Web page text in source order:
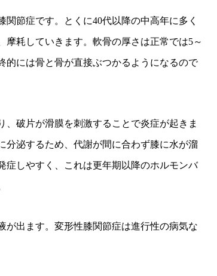
節症です。とくに40代以降の中高年に多く
耗していきます。軟骨の厚さは正常では5～
的には骨と骨が直接ぶつかるようになるので
破片が滑膜を刺激することで炎症が起きま
分泌するため、代謝が間に合わず膝に水が溜
症しやすく、これは更年期以降のホルモンバ
が出ます。変形性膝関節症は進行性の病気な